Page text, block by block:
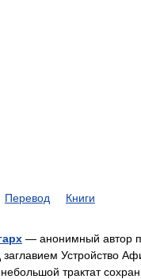
Перевод Книги
— анонимный автор
Устройство
трактат